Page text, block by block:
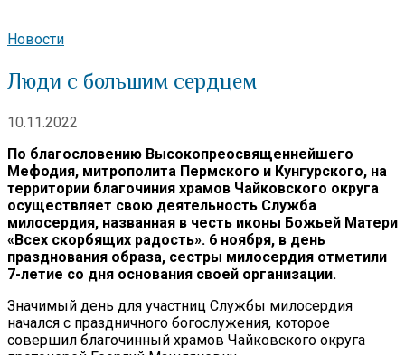
Новости
Люди с большим сердцем
10.11.2022
По благословению Высокопреосвященнейшего
Мефодия, митрополита Пермского и Кунгурского, на
территории благочиния храмов Чайковского округа
осуществляет свою деятельность Служба
милосердия, названная в честь иконы Божьей Матери
«Всех скорбящих радость». 6 ноября, в день
празднования образа, сестры милосердия отметили
7-летие со дня основания своей организации.
Значимый день для участниц Службы милосердия
начался с праздничного богослужения, которое
совершил благочинный храмов Чайковского округа